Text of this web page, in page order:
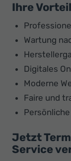
Ihre
Wartung
Digitales
Moderne
Faire und
Jetzt
Service